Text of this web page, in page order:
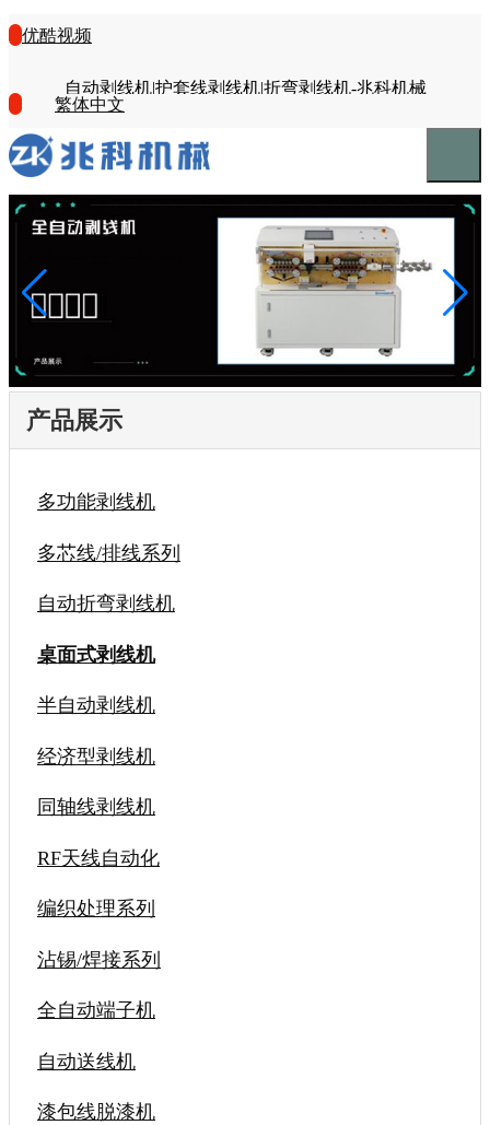
优酷视频
自动剥线机|护套线剥线机|折弯剥线机-兆科机械
繁体中文
产品展示
多功能剥线机
多芯线/排线系列
自动折弯剥线机
桌面式剥线机
半自动剥线机
经济型剥线机
同轴线剥线机
RF天线自动化
编织处理系列
沾锡/焊接系列
全自动端子机
自动送线机
漆包线脱漆机